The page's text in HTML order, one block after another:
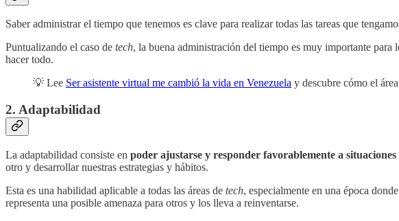
Saber administrar el tiempo que tenemos es clave para realizar todas las tareas que
Puntualizando el caso de tech, la buena administración del tiempo es muy importante para
hacer todo.
💡 Lee Ser asistente virtual me cambió la vida en Venezuela y descubre cómo el
2. Adaptabilidad
La adaptabilidad consiste en poder ajustarse y responder favorablemente a
otro y desarrollar nuestras estrategias y hábitos.
Esta es una habilidad aplicable a todas las áreas de tech, especialmente en una época
representa una posible amenaza para otros y los lleva a reinventarse.